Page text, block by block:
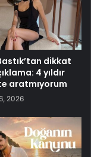
dikkat
4 yıldır
aratmıyorum
2026